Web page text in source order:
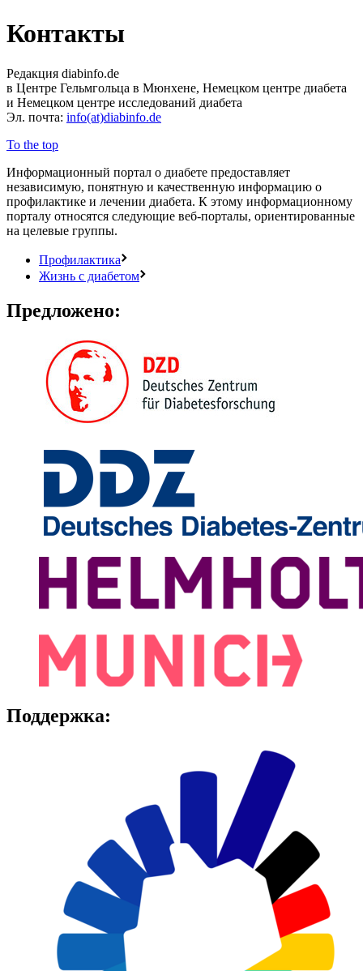
Контакты
Редакция diabinfo.de
в Центре Гельмгольца в Мюнхене, Немецком центре диабета
и Немецком центре исследований диабета
Эл. почта: info(at)diabinfo.de
To the top
Информационный портал о диабете предоставляет
независимую, понятную и качественную информацию о
профилактике и лечении диабета. К этому информационному
порталу относятся следующие веб-порталы, ориентированные
на целевые группы.
Профилактика
Жизнь с диабетом
Предложено:
Поддержка: